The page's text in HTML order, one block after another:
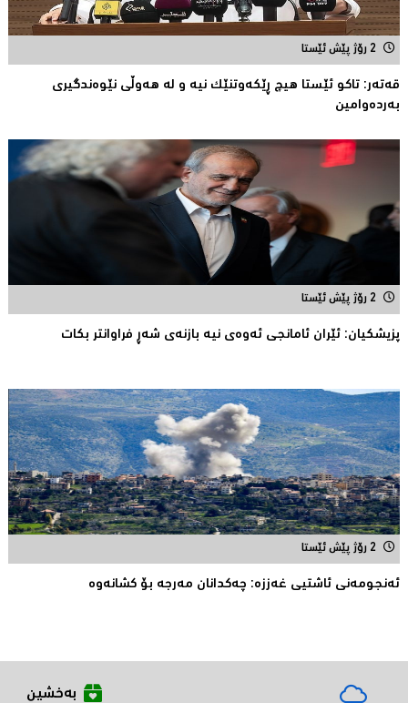
2 رۆژ پێش ئێستا
قەتەر: تاکو ئێستا هیچ ڕێکەوتنێک نیە و لە هەوڵى نێوەندگیرى
بەردەوامین
2 رۆژ پێش ئێستا
پزیشكیان: ئێران ئامانجی ئه‌وه‌ی نیه‌ بازنه‌ی شه‌ڕ فراوانتر بكات
2 رۆژ پێش ئێستا
ئەنجومەنى ئاشتیی غەززە: چەکدانان مەرجە بۆ کشانەوە
بەخشین